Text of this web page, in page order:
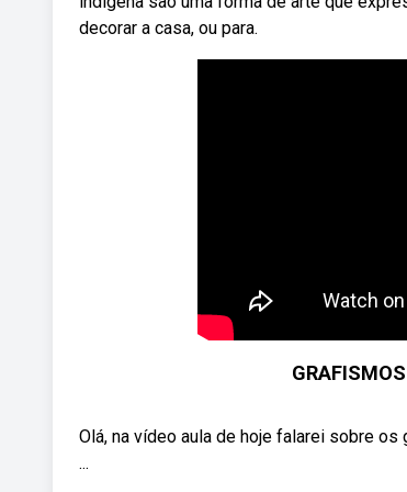
decorar a casa, ou para.
Olá, na vídeo aula de hoje falarei sobre
...